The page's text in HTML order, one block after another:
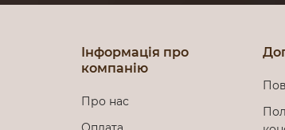
Інформація про
компанію
Про нас